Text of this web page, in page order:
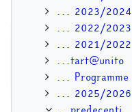
... 2023/2024
... 2022/2023
... 2021/2022
...tart@unito
... Programme
... 2025/2026